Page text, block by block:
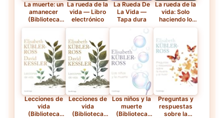
La muerte: un
amanecer
(Biblioteca
— Libro
electrónico
La rueda de la
vida — Libro
electrónico
La Rueda De
La Vida —
Tapa dura
La rueda de la
vida: Solo
haciendo lo
podréis
bendecir la
vida cuando la
muerte esté
cerca. (No
ficción)
Lecciones de
vida
(Biblioteca
Lecciones de
vida
(Biblioteca
Los niños y la
muerte
(Biblioteca
Preguntas y
respuestas
sobre la